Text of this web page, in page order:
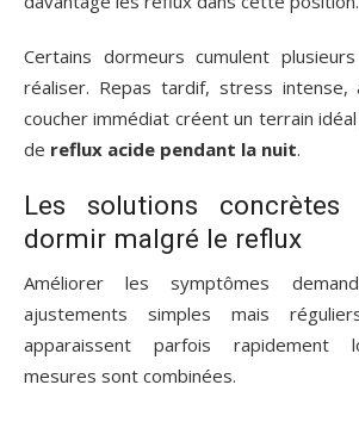
Certains dormeurs cumulent
réaliser. Repas tardif, stress intense,
coucher immédiat créent un terrain
de reflux acide pendant la nuit.
Les solutions concrètes
dormir malgré le reflux
Améliorer les symptômes
ajustements simples mais
apparaissent parfois rapidement
mesures sont combinées.